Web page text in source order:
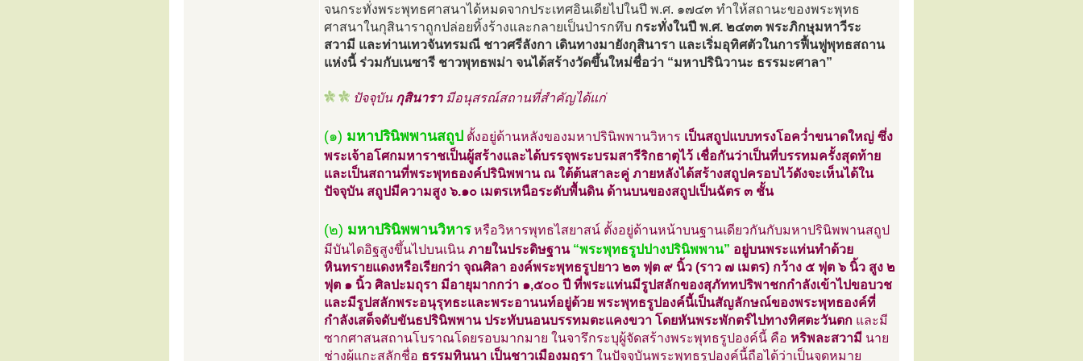
จนกระทั่งพระพุทธศาสนาได้หมดจากประเทศอินเดียไปในปี พ.ศ. ๑๗๔๓ ทำให้สถานะของพระพุทธ
ศาสนาในกุสินาราถูกปล่อยทิ้งร้างและกลายเป็นป่ารกทึบ กระทั่งในปี พ.ศ. ๒๔๓๓ พระภิกษุมหาวีระ
สวามี และท่านเทวจันทรมณี ชาวศรีลังกา เดินทางมายังกุสินารา และเริ่มอุทิศตัวในการฟื้นฟูพุทธสถาน
แห่งนี้ ร่วมกับเนซารี ชาวพุทธพม่า จนได้สร้างวัดขึ้นใหม่ชื่อว่า “มหาปรินิวานะ ธรรมะศาลา”
ปัจจุบัน กุสินารามีอนุสรณ์สถานที่สำคัญได้แก่
(๑) มหาปรินิพพานสถูป ตั้งอยู่ด้านหลังของมหาปรินิพพานวิหาร เป็นสถูปแบบทรงโอคว่ำขนาดใหญ่ ซึ่ง
พระเจ้าอโศกมหาราชเป็นผู้สร้างและได้บรรจุพระบรมสารีริกธาตุไว้ เชื่อกันว่าเป็นที่บรรทมครั้งสุดท้าย
และเป็นสถานที่พระพุทธองค์ปรินิพพาน ณ ใต้ต้นสาละคู่ ภายหลังได้สร้างสถูปครอบไว้ดังจะเห็นได้ใน
ปัจจุบัน สถูปมีความสูง ๖.๑๐ เมตรเหนือระดับพื้นดิน ด้านบนของสถูปเป็นฉัตร ๓ ชั้น
(๒) มหาปรินิพพานวิหาร หรือวิหารพุทธไสยาสน์ ตั้งอยู่ด้านหน้าบนฐานเดียวกันกับมหาปรินิพพานสถูป
มีบันไดอิฐสูงขึ้นไปบนเนิน ภายในประดิษฐาน “พระพุทธรูปปางปรินิพพาน” อยู่บนพระแท่นทำด้วย
หินทรายแดงหรือเรียกว่า จุณศิลา องค์พระพุทธรูปยาว ๒๓ ฟุต ๙ นิ้ว (ราว ๗ เมตร) กว้าง ๕ ฟุต ๖ นิ้ว สูง ๒
ฟุต ๑ นิ้ว ศิลปะมถุรา มีอายุมากกว่า ๑,๕๐๐ ปี ที่พระแท่นมีรูปสลักของสุภัททปริพาชกกำลังเข้าไปขอบวช
และมีรูปสลักพระอนุรุทธะและพระอานนท์อยู่ด้วย พระพุทธรูปองค์นี้เป็นสัญลักษณ์ของพระพุทธองค์ที่
กำลังเสด็จดับขันธปรินิพพาน ประทับนอนบรรทมตะแคงขวา โดยหันพระพักตร์ไปทางทิศตะวันตก และมี
ซากศาสนสถานโบราณโดยรอบมากมาย ในจารึกระบุผู้จัดสร้างพระพุทธรูปองค์นี้ คือ หริพละสวามี นาย
ช่างผู้แกะสลักชื่อ ธรรมทินนา เป็นชาวเมืองมถุรา ในปัจจุบันพระพุทธรูปองค์นี้ถือได้ว่าเป็นจุดหมาย